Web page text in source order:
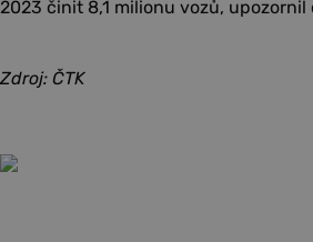
2023 činit 8,1 milionu vozů, upozornil
Zdroj: ČTK